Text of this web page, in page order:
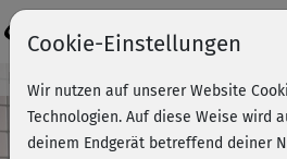
Kursvorschau - Jetzt mitmachen!
Cookie-Einstellungen
Wir nutzen auf unserer Website
Technologien. Auf diese Weise wird
deinem Endgerät betreffend deiner